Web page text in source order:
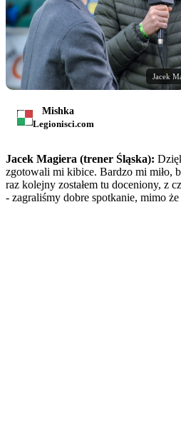
Jacek
Mishka
Legionisci.com
Jacek Magiera (trener Śląska):
zgotowali mi kibice. Bardzo mi miło,
raz kolejny zostałem tu doceniony, z
- zagraliśmy dobre spotkanie, mimo